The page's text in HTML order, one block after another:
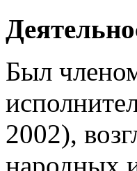
Был
2002),
народных